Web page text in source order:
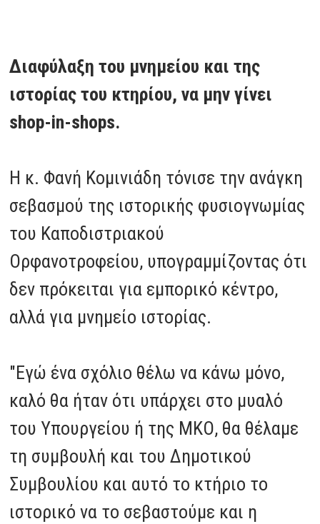
Διαφύλαξη του μνημείου και της
ιστορίας του κτηρίου, να μην γίνει
shop-in-shops.
Η κ. Φανή Κομινιάδη τόνισε την ανάγκη
σεβασμού της ιστορικής φυσιογνωμίας
του Καποδιστριακού
Ορφανοτροφείου, υπογραμμίζοντας ότι
δεν πρόκειται για εμπορικό κέντρο,
αλλά για μνημείο ιστορίας.
"Εγώ ένα σχόλιο θέλω να κάνω μόνο,
καλό θα ήταν ότι υπάρχει στο μυαλό
του Υπουργείου ή της ΜΚΟ, θα θέλαμε
τη συμβουλή και του Δημοτικού
Συμβουλίου και αυτό το κτήριο το
ιστορικό να το σεβαστούμε και η